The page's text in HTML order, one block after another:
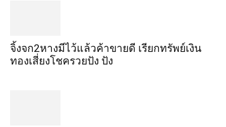
จิ้งจก​2​หาง​มีไว้แล้ว​ค้าขาย​ดี​ เรียก​ทรัพย์เงิน
ทอง​เสี่ยงโชค​รวยปัง​ ปัง​